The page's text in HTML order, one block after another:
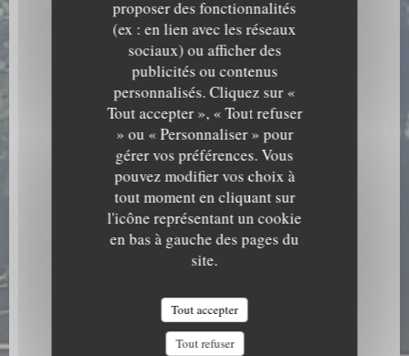
proposer des fonctionnalités
(ex : en lien avec les réseaux
sociaux) ou afficher des
publicités ou contenus
personnalisés. Cliquez sur «
Tout accepter », « Tout refuser
» ou « Personnaliser » pour
gérer vos préférences. Vous
pouvez modifier vos choix à
tout moment en cliquant sur
l'icône représentant un cookie
en bas à gauche des pages du
site.
Tout accepter
Tout refuser
Dessert : Glace 1 boule ou Fondant au chocolat
Les Fromages
Faisselle aux fruits rouges
Liste des allergènes
8,00 EUR
Faisselle crème
Liste des allergènes
6,50 EUR
Liste des allergènes
6,00 EUR